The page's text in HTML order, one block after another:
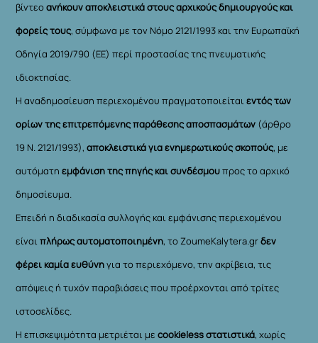
βίντεοανήκουν αποκλειστικά στους αρχικούς δημιουργούς και
φορείς τους, σύμφωνα με τον Νόμο 2121/1993 και την Ευρωπαϊκή
Οδηγία 2019/790 (ΕΕ) περί προστασίας της πνευματικής
ιδιοκτησίας.
Η αναδημοσίευση περιεχομένου πραγματοποιείταιεντός των
ορίων της επιτρεπόμενης παράθεσης αποσπασμάτων (άρθρο
19 Ν. 2121/1993), αποκλειστικά για ενημερωτικούς σκοπούς, με
αυτόματηεμφάνιση της πηγής και συνδέσμουπρος το αρχικό
δημοσίευμα.
Επειδή η διαδικασία συλλογής και εμφάνισης περιεχομένου
είναιπλήρως αυτοματοποιημένη, το ZoumeKalytera.grδεν
φέρει καμία ευθύνηγια το περιεχόμενο, την ακρίβεια, τις
απόψεις ή τυχόν παραβιάσεις που προέρχονται από τρίτες
ιστοσελίδες.
Η επισκεψιμότητα μετριέται μεcookieless στατιστικά, χωρίς